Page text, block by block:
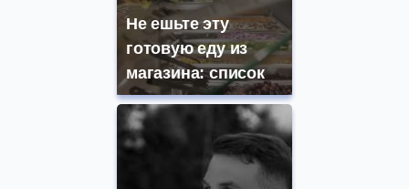
Не ешьте эту
готовую еду из
магазина: список